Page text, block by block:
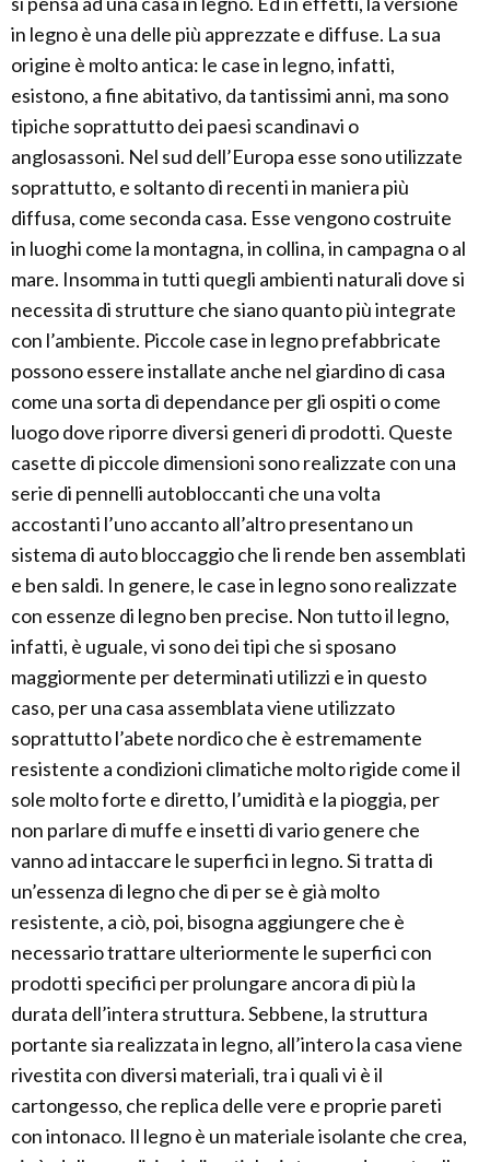
in legno è una delle più apprezzate e diffuse. La sua
origine è molto antica: le case in legno, infatti,
esistono, a fine abitativo, da tantissimi anni, ma sono
tipiche soprattutto dei paesi scandinavi o
anglosassoni. Nel sud dell’Europa esse sono utilizzate
soprattutto, e soltanto di recenti in maniera più
diffusa, come seconda casa. Esse vengono costruite
in luoghi come la montagna, in collina, in campagna o al
mare. Insomma in tutti quegli ambienti naturali dove si
necessita di strutture che siano quanto più integrate
con l’ambiente. Piccole case in legno prefabbricate
possono essere installate anche nel giardino di casa
come una sorta di dependance per gli ospiti o come
luogo dove riporre diversi generi di prodotti. Queste
casette di piccole dimensioni sono realizzate con una
serie di pennelli autobloccanti che una volta
accostanti l’uno accanto all’altro presentano un
sistema di auto bloccaggio che li rende ben assemblati
e ben saldi. In genere, le case in legno sono realizzate
con essenze di legno ben precise. Non tutto il legno,
infatti, è uguale, vi sono dei tipi che si sposano
maggiormente per determinati utilizzi e in questo
caso, per una casa assemblata viene utilizzato
soprattutto l’abete nordico che è estremamente
resistente a condizioni climatiche molto rigide come il
sole molto forte e diretto, l’umidità e la pioggia, per
non parlare di muffe e insetti di vario genere che
vanno ad intaccare le superfici in legno. Si tratta di
un’essenza di legno che di per se è già molto
resistente, a ciò, poi, bisogna aggiungere che è
necessario trattare ulteriormente le superfici con
prodotti specifici per prolungare ancora di più la
durata dell’intera struttura. Sebbene, la struttura
portante sia realizzata in legno, all’intero la casa viene
rivestita con diversi materiali, tra i quali vi è il
cartongesso, che replica delle vere e proprie pareti
con intonaco. Il legno è un materiale isolante che crea,